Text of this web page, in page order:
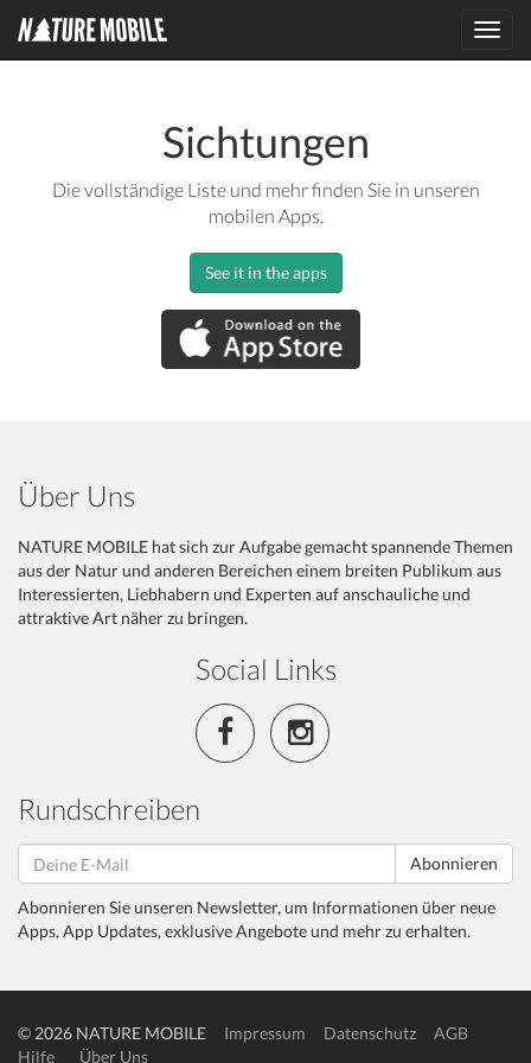
Sichtungen
Die vollständige Liste und mehr finden Sie in unseren
mobilen Apps.
See it in the apps
Über Uns
NATURE MOBILE hat sich zur Aufgabe gemacht spannende Themen
aus der Natur und anderen Bereichen einem breiten Publikum aus
Interessierten, Liebhabern und Experten auf anschauliche und
attraktive Art näher zu bringen.
Social Links
Rundschreiben
Abonnieren
Abonnieren Sie unseren Newsletter, um Informationen über neue
Apps, App Updates, exklusive Angebote und mehr zu erhalten.
© 2026 NATURE MOBILE Impressum Datenschutz
AGB
Hilfe
Über Uns